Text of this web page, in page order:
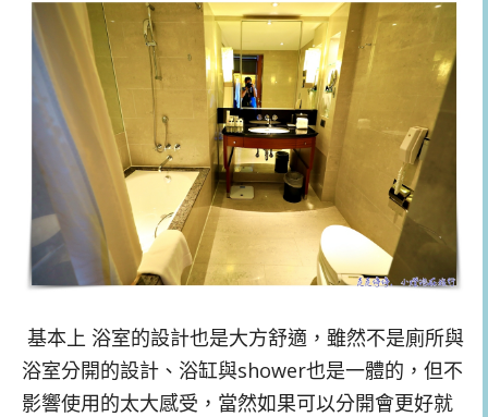
基本上 浴室的設計也是大方舒適，雖然不是廁所與
浴室分開的設計、浴缸與shower也是一體的，但不
影響使用的太大感受，當然如果可以分開會更好就